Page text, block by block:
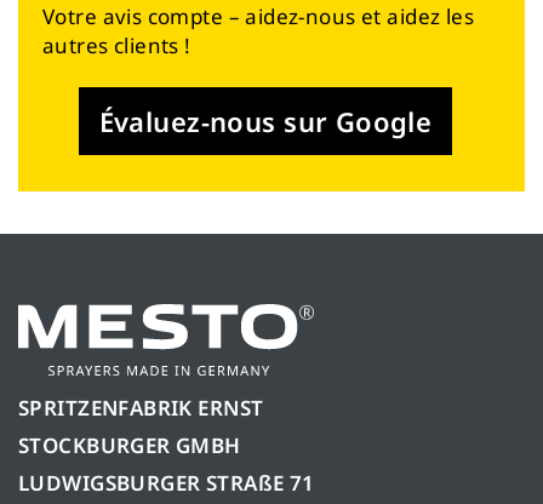
Votre avis compte – aidez-nous et aidez les
autres clients !
Évaluez-nous sur Google
SPRITZENFABRIK ERNST
STOCKBURGER GMBH
LUDWIGSBURGER STRAßE 71